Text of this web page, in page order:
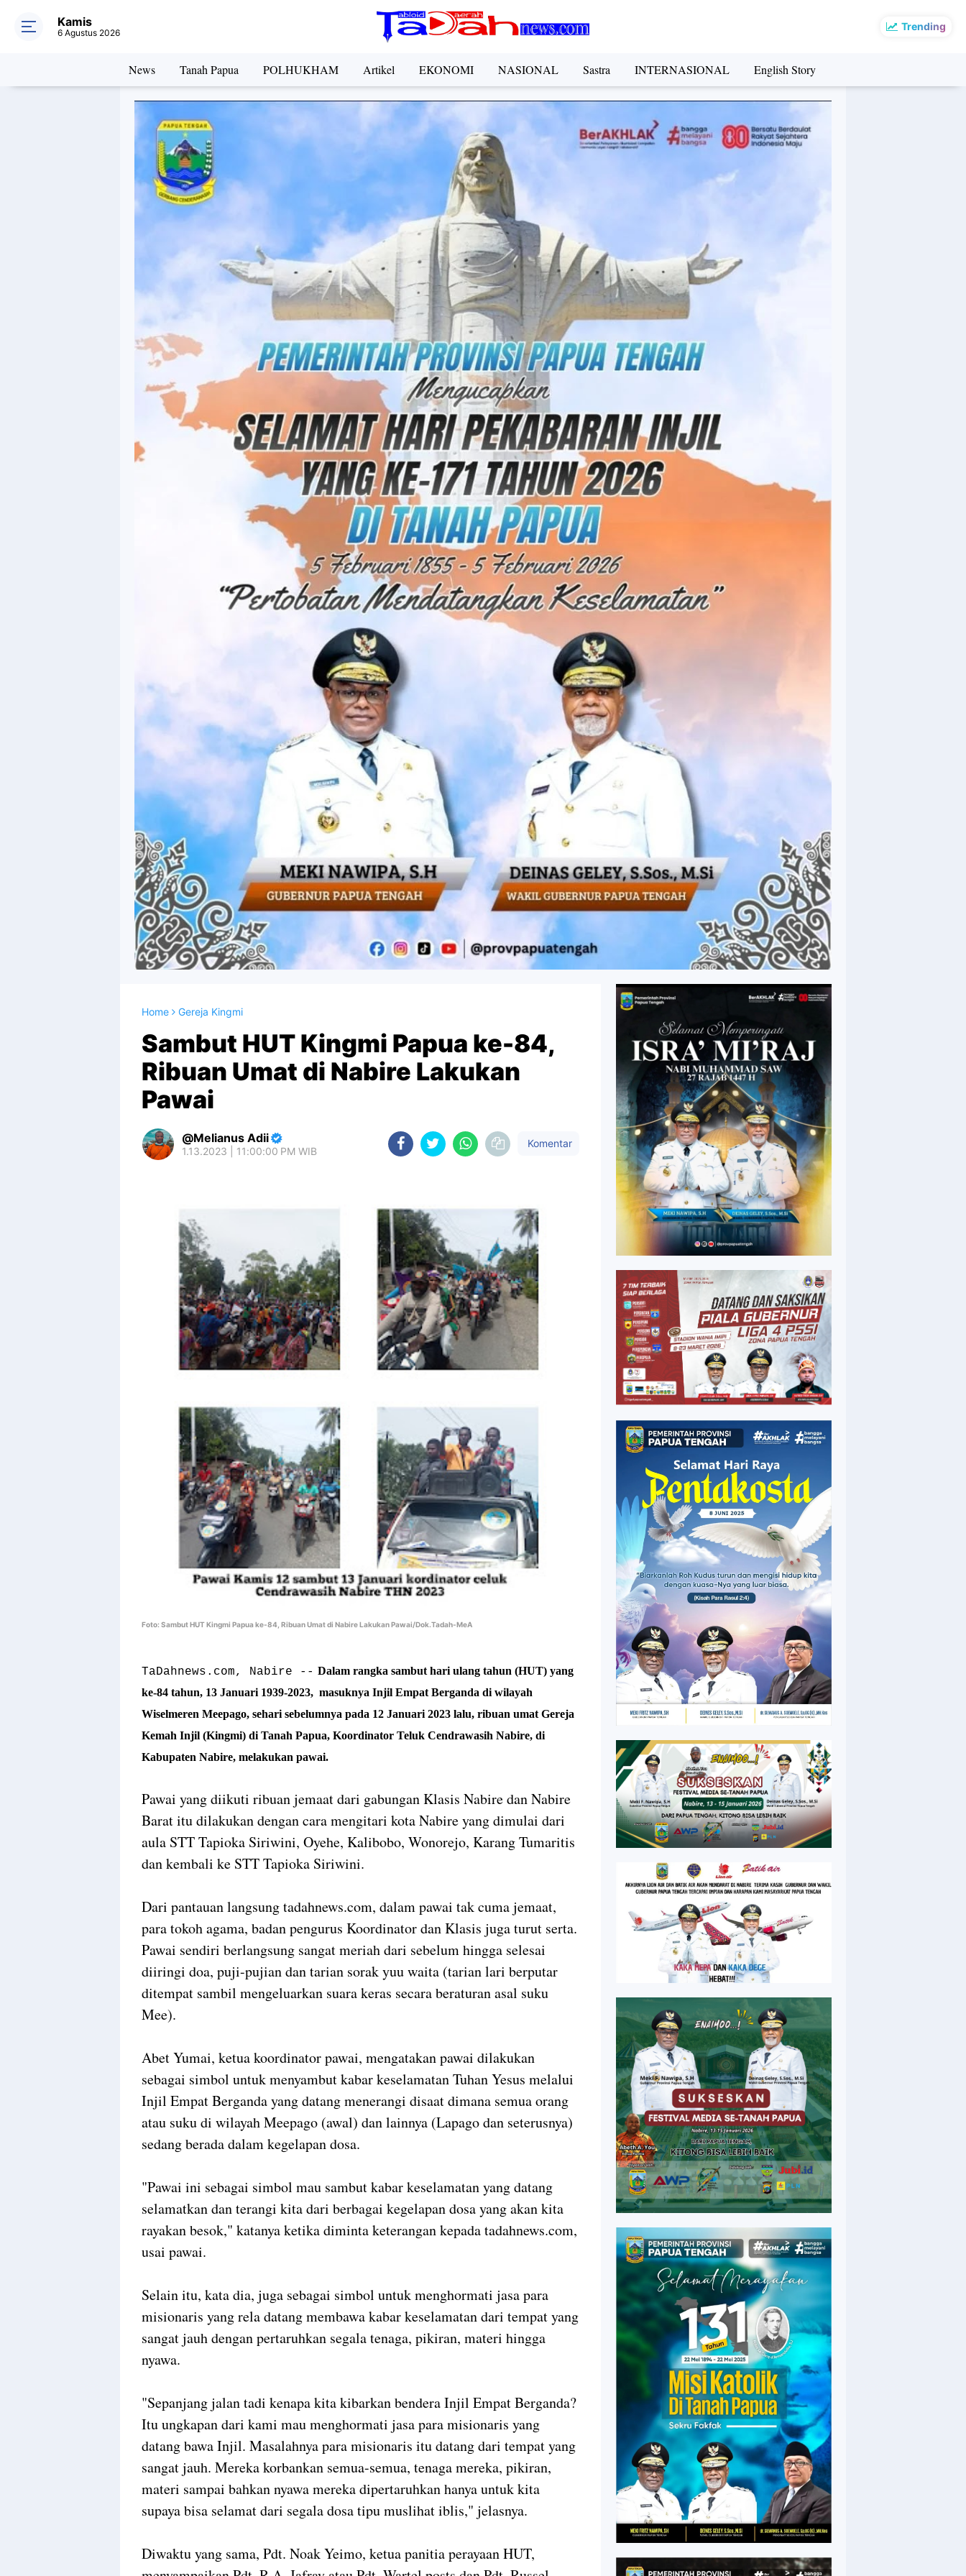
Trending
Kamis
6 Agustus 2026
News Tanah Papua POLHUKHAM Artikel EKONOMI NASIONAL Sastra INTERNASIONAL English Story
Home Gereja Kingmi
Sambut HUT Kingmi Papua ke-84,
Ribuan Umat di Nabire Lakukan
Pawai
Melianus Adii
1.13.2023 | 11:00:00 PM WIB
Komentar
Foto: Sambut HUT Kingmi Papua ke-84, Ribuan Umat di Nabire Lakukan Pawai/Dok.Tadah-MeA
TaDahnews.com, Nabire -- Dalam rangka sambut hari ulang tahun (HUT) yang
ke-84 tahun, 13 Januari 1939-2023, masuknya Injil Empat Berganda di wilayah
Wiselmeren Meepago, sehari sebelumnya pada 12 Januari 2023 lalu, ribuan umat Gereja
Kemah Injil (Kingmi) di Tanah Papua, Koordinator Teluk Cendrawasih Nabire, di
Kabupaten Nabire, melakukan pawai.
Pawai yang diikuti ribuan jemaat dari gabungan Klasis Nabire dan Nabire
Barat itu dilakukan dengan cara mengitari kota Nabire yang dimulai dari
aula STT Tapioka Siriwini, Oyehe, Kalibobo, Wonorejo, Karang Tumaritis
dan kembali ke STT Tapioka Siriwini.
Dari pantauan langsung tadahnews.com, dalam pawai tak cuma jemaat,
para tokoh agama, badan pengurus Koordinator dan Klasis juga turut serta.
Pawai sendiri berlangsung sangat meriah dari sebelum hingga selesai
diiringi doa, puji-pujian dan tarian sorak yuu waita (tarian lari berputar
ditempat sambil mengeluarkan suara keras secara beraturan asal suku
Mee).
Abet Yumai, ketua koordinator pawai, mengatakan pawai dilakukan
sebagai simbol untuk menyambut kabar keselamatan Tuhan Yesus melalui
Injil Empat Berganda yang datang menerangi disaat dimana semua orang
atau suku di wilayah Meepago (awal) dan lainnya (Lapago dan seterusnya)
sedang berada dalam kegelapan dosa.
"Pawai ini sebagai simbol mau sambut kabar keselamatan yang datang
selamatkan dan terangi kita dari berbagai kegelapan dosa yang akan kita
rayakan besok," katanya ketika diminta keterangan kepada tadahnews.com,
usai pawai.
Selain itu, kata dia, juga sebagai simbol untuk menghormati jasa para
misionaris yang rela datang membawa kabar keselamatan dari tempat yang
sangat jauh dengan pertaruhkan segala tenaga, pikiran, materi hingga
nyawa.
"Sepanjang jalan tadi kenapa kita kibarkan bendera Injil Empat Berganda?
Itu ungkapan dari kami mau menghormati jasa para misionaris yang
datang bawa Injil. Masalahnya para misionaris itu datang dari tempat yang
sangat jauh. Mereka korbankan semua-semua, tenaga mereka, pikiran,
materi sampai bahkan nyawa mereka dipertaruhkan hanya untuk kita
supaya bisa selamat dari segala dosa tipu muslihat iblis," jelasnya.
Diwaktu yang sama, Pdt. Noak Yeimo, ketua panitia perayaan HUT,